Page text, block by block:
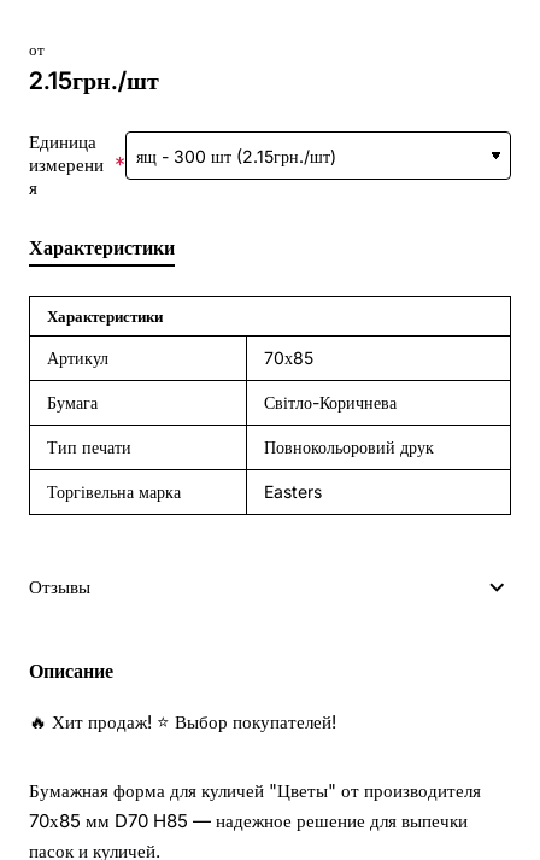
от
2.15грн./шт
Единица
измерени
я
Характеристики
Характеристики
Артикул 70х85
Бумага Світло-Коричнева
Тип печати Повнокольоровий друк
Торгівельна марка Easters
Отзывы
Описание
🔥 Хит продаж! ⭐ Выбор покупателей!
Бумажная форма для куличей "Цветы" от производителя
70х85 мм D70 H85 — надежное решение для выпечки
пасок и куличей.